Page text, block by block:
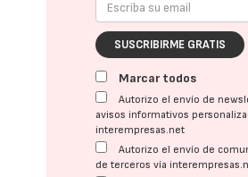
SUSCRIBIRME GRATIS
Marcar todos
Autorizo el envío de
avisos informativos
interempresas.net
Autorizo el envío de
de terceros vía